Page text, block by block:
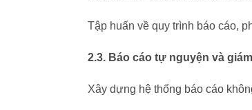
Tập huấn về quy trình báo cáo,
2.3. Báo cáo tự nguyện và
Xây dựng hệ thống báo cáo